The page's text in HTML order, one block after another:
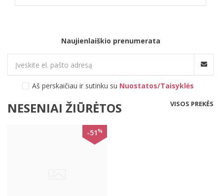
Naujienlaiškio prenumerata
Aš perskaičiau ir sutinku su Nuostatos/Taisyklės
NESENIAI ŽIŪRĖTOS VISOS PREKĖS
-51%